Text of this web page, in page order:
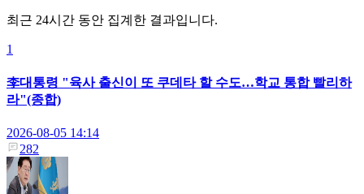
최근 24시간 동안 집계한 결과입니다.
1
李대통령 "육사 출신이 또 쿠데타 할 수도…학교 통합 빨리하
라"(종합)
2026-08-05 14:14
282